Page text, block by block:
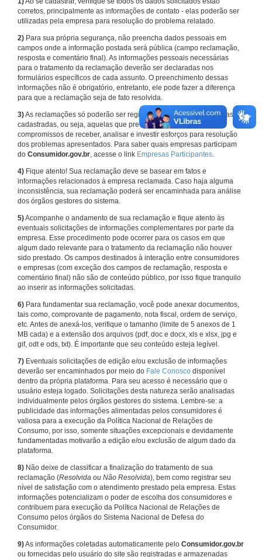
corretos, principalmente as informações de contato - elas poderão ser
utilizadas pela empresa para resolução do problema relatado.
2) Para sua própria segurança, não preencha dados pessoais em
campos onde a informação postada será pública (campo reclamação,
resposta e comentário final). As informações pessoais necessárias
para o tratamento da reclamação deverão ser declaradas nos
formulários específicos de cada assunto. O preenchimento dessas
informações não é obrigatório, entretanto, ele pode fazer a diferença
para que a reclamação seja de fato resolvida.
3)As reclamações só poderão ser registradas em face de empresas
cadastradas, ou seja, aquelas que previamente assumiram
compromissos de receber, analisar e investir esforços para resolução
dos problemas apresentados. Para saber quais empresas participam
do Consumidor.gov.br, acesse o link Empresas Participantes.
4) Fique atento! Sua reclamação deve se basear em fatos e
informações relacionados à empresa reclamada. Caso haja alguma
inconsistência, sua reclamação poderá ser encaminhada para análise
dos órgãos gestores do sistema.
5)Acompanhe o andamento de sua reclamação e fique atento às
eventuais solicitações de informações complementares por parte da
empresa. Esse procedimento pode ocorrer para os casos em que
algum dado relevante para o tratamento da reclamação não houver
sido prestado. Os campos destinados à interação entre consumidores
e empresas (com exceção dos campos de reclamação, resposta e
comentário final) não são de conteúdo público, por isso fique tranquilo
ao inserir as informações solicitadas.
6) Para fundamentar sua reclamação, você pode anexar documentos,
tais como, comprovante de pagamento, nota fiscal, ordem de serviço,
etc. Antes de anexá-los, verifique o tamanho (limite de 5 anexos de 1
MB cada) e a extensão dos arquivos (pdf, doc e docx, xls e xlsx, jpg e
gif, odt e ods, txt). É importante que seu conteúdo esteja legível.
7) Eventuais solicitações de edição e/ou exclusão de informações
deverão ser encaminhados por meio do Fale Conosco disponível
dentro da própria plataforma. Para seu acesso é necessário que o
usuário esteja logado. Solicitações desta natureza serão analisadas
individualmente pelos órgãos gestores do sistema. Lembre-se: a
publicidade das informações alimentadas pelos consumidores é
valiosa para a execução da Política Nacional de Relações de
Consumo, por isso, somente situações excepcionais e devidamente
fundamentadas motivarão a edição e/ou exclusão de algum dado da
plataforma.
8) Não deixe de classificar a finalização do tratamento de sua
reclamação (Resolvida ou Não Resolvida), bem como registrar seu
nível de satisfação com o atendimento prestado pela empresa. Estas
informações potencializam o poder de escolha dos consumidores e
contribuem para execução da Política Nacional de Relações de
Consumo pelos órgãos do Sistema Nacional de Defesa do
Consumidor.
9)As informações coletadas automaticamente pelo Consumidor.gov.br
ou fornecidas pelo usuário do site são registradas e armazenadas